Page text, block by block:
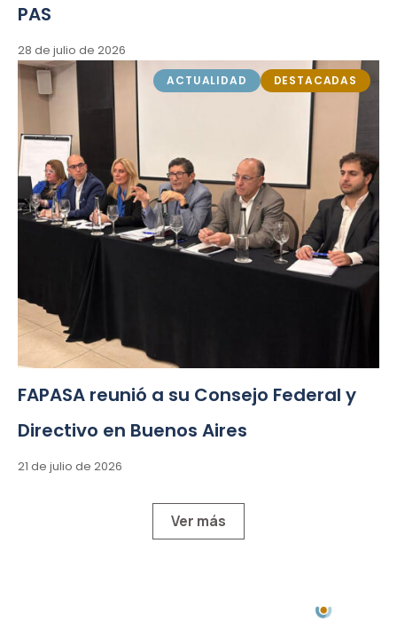
PAS
28 de julio de 2026
ACTUALIDAD DESTACADAS
FAPASA reunió a su Consejo Federal y
Directivo en Buenos Aires
21 de julio de 2026
Ver más